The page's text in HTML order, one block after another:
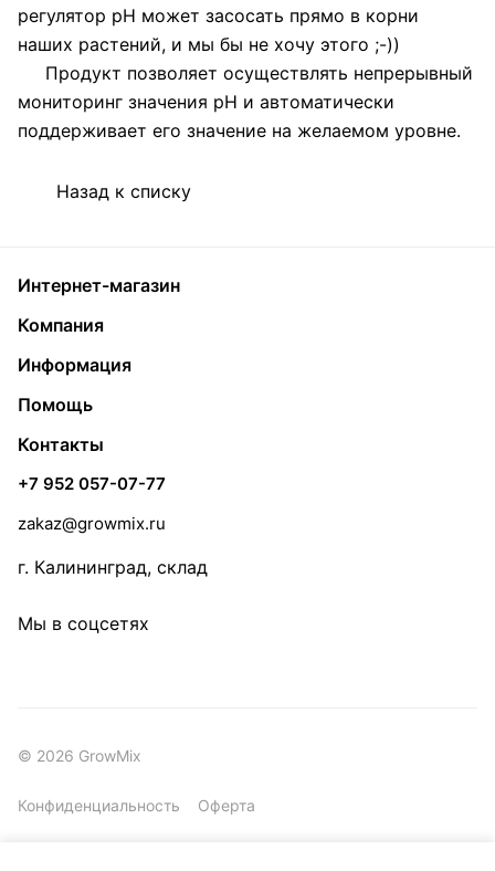
регулятор pH может засосать прямо в корни
наших растений, и мы бы не хочу этого ;-))
Продукт позволяет осуществлять непрерывный
мониторинг значения pH и автоматически
поддерживает его значение на желаемом уровне.
Назад к списку
Интернет-магазин
Компания
Информация
Помощь
Контакты
+7 952 057-07-77
zakaz@growmix.ru
г. Калининград, склад
Мы в соцсетях
© 2026 GrowMix
Конфиденциальность Оферта